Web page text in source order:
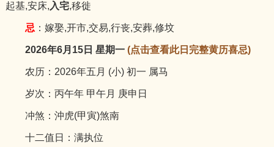
起基,安床, 入宅,移徙
忌 ：嫁娶,开市,交易,行丧,安葬,修坟
2026年6月15日 星期一 (点击查看此日完整黄历喜忌)
农历：2026年五月 (小) 初一 属马
岁次：丙午年 甲午月 庚申日
冲煞：沖虎(甲寅)煞南
十二值日：满执位